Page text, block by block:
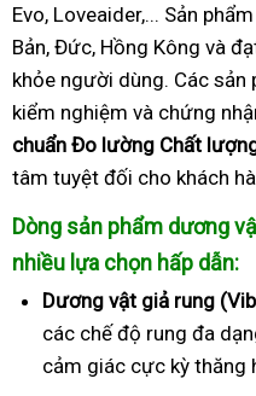
Evo, Loveaider,... Sản
Bản, Đức, Hồng Kông và
khỏe người dùng. Các
kiểm nghiệm và chứng
chuẩn Đo lường Chất
tâm tuyệt đối cho khách
Dòng sản phẩm dương
nhiều lựa chọn hấp dẫn:
Dương vật giả rung
các chế độ rung đa
cảm giác cực kỳ thăng